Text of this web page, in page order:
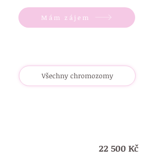
Mám zájem
Všechny chromozomy
22 500 Kč